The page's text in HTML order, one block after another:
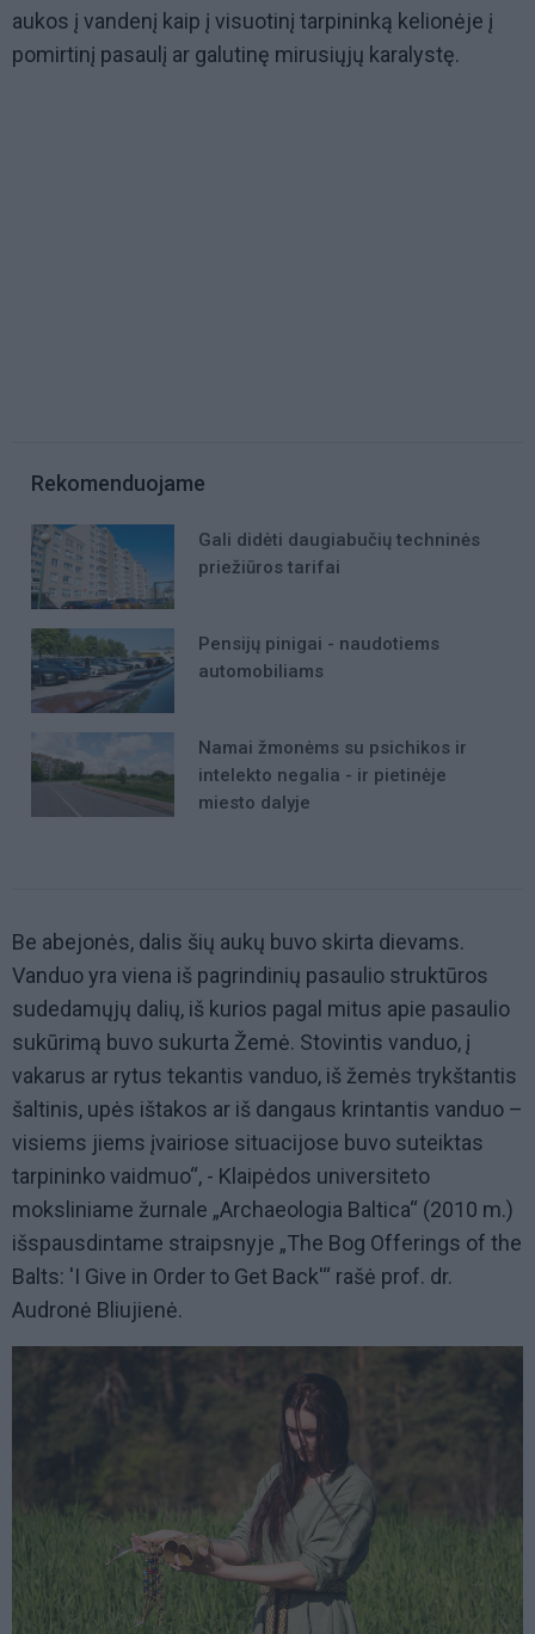
aukos į vandenį kaip į visuotinį tarpininką kelionėje į
pomirtinį pasaulį ar galutinę mirusiųjų karalystę.
Rekomenduojame
Gali didėti daugiabučių techninės
priežiūros tarifai
Pensijų pinigai - naudotiems
automobiliams
Namai žmonėms su psichikos ir
intelekto negalia - ir pietinėje
miesto dalyje
Be abejonės, dalis šių aukų buvo skirta dievams.
Vanduo yra viena iš pagrindinių pasaulio struktūros
sudedamųjų dalių, iš kurios pagal mitus apie pasaulio
sukūrimą buvo sukurta Žemė. Stovintis vanduo, į
vakarus ar rytus tekantis vanduo, iš žemės trykštantis
šaltinis, upės ištakos ar iš dangaus krintantis vanduo –
visiems jiems įvairiose situacijose buvo suteiktas
tarpininko vaidmuo“, - Klaipėdos universiteto
moksliniame žurnale „Archaeologia Baltica“ (2010 m.)
išspausdintame straipsnyje „The Bog Offerings of the
Balts: 'I Give in Order to Get Back'“ rašė prof. dr.
Audronė Bliujienė.